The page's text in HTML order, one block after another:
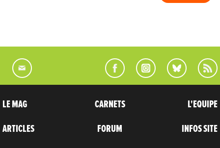
LE MAG
ARTICLES
CARNETS
FORUM
L'EQUIPE
INFOS SITE